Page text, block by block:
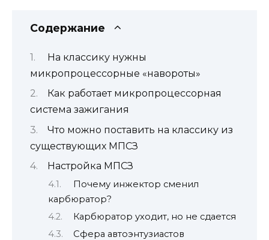
Содержание
На классику нужны
микропроцессорные «навороты»
Как работает микропроцессорная
система зажигания
Что можно поставить на классику из
существующих МПСЗ
Настройка МПСЗ
Почему инжектор сменил
карбюратор?
Карбюратор уходит, но не сдается
Сфера автоэнтузиастов